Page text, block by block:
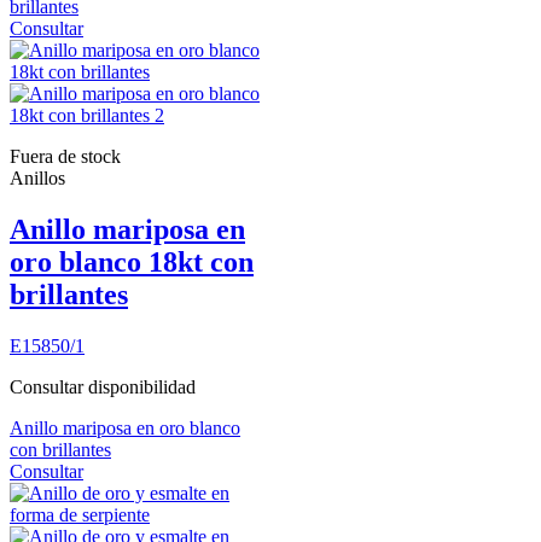
brillantes
Consultar
Fuera de stock
Anillos
Anillo mariposa en
oro blanco 18kt con
brillantes
E15850/1
Consultar disponibilidad
Anillo mariposa en oro blanco
con brillantes
Consultar